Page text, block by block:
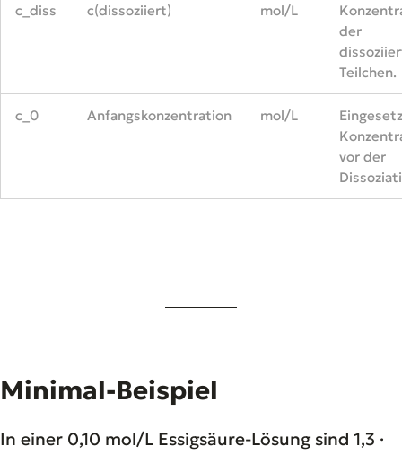
c_diss c(dissoziiert) mol/L
der
Teilchen.
c_0 Anfangskonzentration mol/L
vor der
Minimal-Beispiel
In einer 0,10 mol/L Essigsäure-Lösung sind 1,3 ·